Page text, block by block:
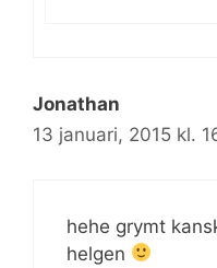
Jonathan
13 januari, 2015 kl.
hehe grymt
helgen